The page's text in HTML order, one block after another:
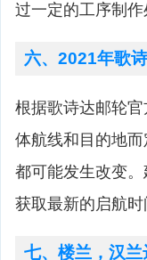
过一定的工序制
六、2021年歌
根据歌诗达邮轮
体航线和目的地
都可能发生改变
获取最新的启航时
七、楼兰，汉兰